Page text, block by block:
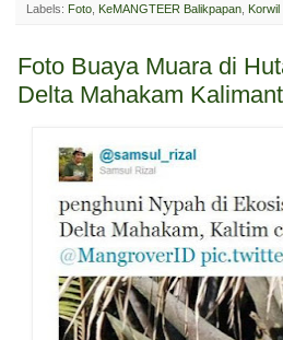
Labels: Foto KeMANGTEER Balikpapan
Foto Buaya Muara di
Delta Mahakam